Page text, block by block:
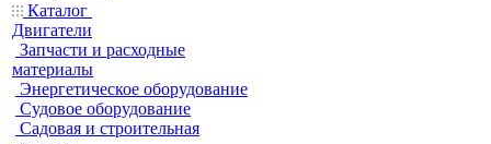
Каталог
Двигатели
Запчасти и расходные
материалы
Энергетическое оборудование
Судовое оборудование
Садовая и строительная